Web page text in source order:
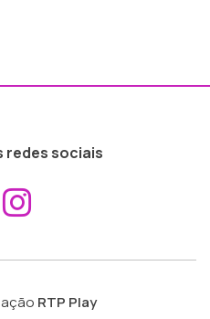
redes sociais
Aceder ao
RTP Play